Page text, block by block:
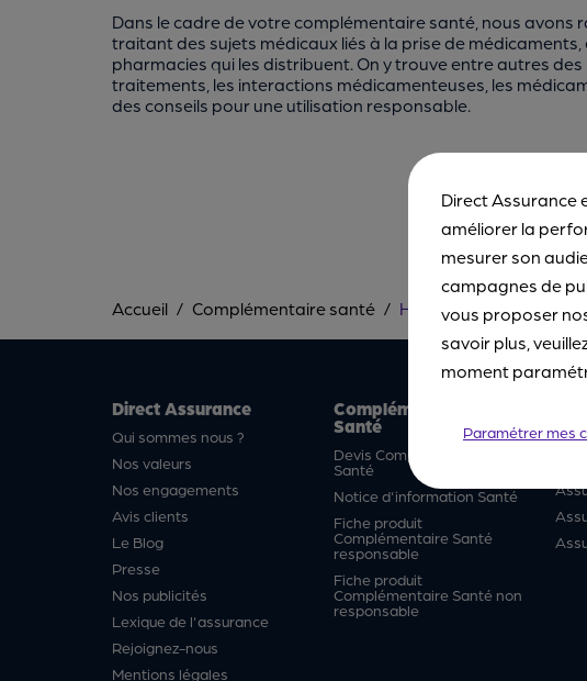
Dans le cadre de votre complémentaire santé, nous avons
traitant des sujets médicaux liés à la prise de
pharmacies qui les distribuent. On y trouve entre autres
traitements, les interactions médicamenteuses, les
des conseils pour une utilisation responsable.
Accueil Complémentaire santé Hub pharmacie et
Direct Assurance
Qui sommes nous ?
Nos valeurs
Nos engagements
Avis clients
Le Blog
Presse
Nos publicités
Lexique de l'assurance
Rejoignez-nous
Mentions légales
Complémentaire
Santé
Devis Complémentaire
Santé
Notice d'information Santé
Fiche produit
Complémentaire Santé
responsable
Fiche produit
Complémentaire Santé non
responsable
Nos
Direct Assurance
améliorer la
mesurer son
campagnes de
vous proposer
savoir plus,
moment
Paramétrer mes